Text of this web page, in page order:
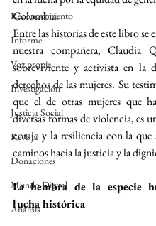
Reconocimiento
Informe
Voz propia
Investigación
Justicia Social
Revista
Donaciones
Mundo Digital
Análisis
Colombia.
Entre las historias de este libro se
nuestra compañera, Claudia
sobreviviente y activista en la
derechos de las mujeres. Su
que el de otras mujeres que
diversas formas de violencia, es
coraje y la resiliencia con la que
caminos hacia la justicia y la
La hembra de la especie
lucha histórica